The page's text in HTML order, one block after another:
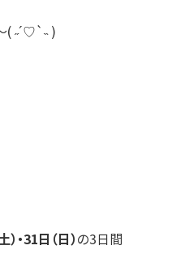
( ˶´♡`˵ )
）・31日（日）の3日間